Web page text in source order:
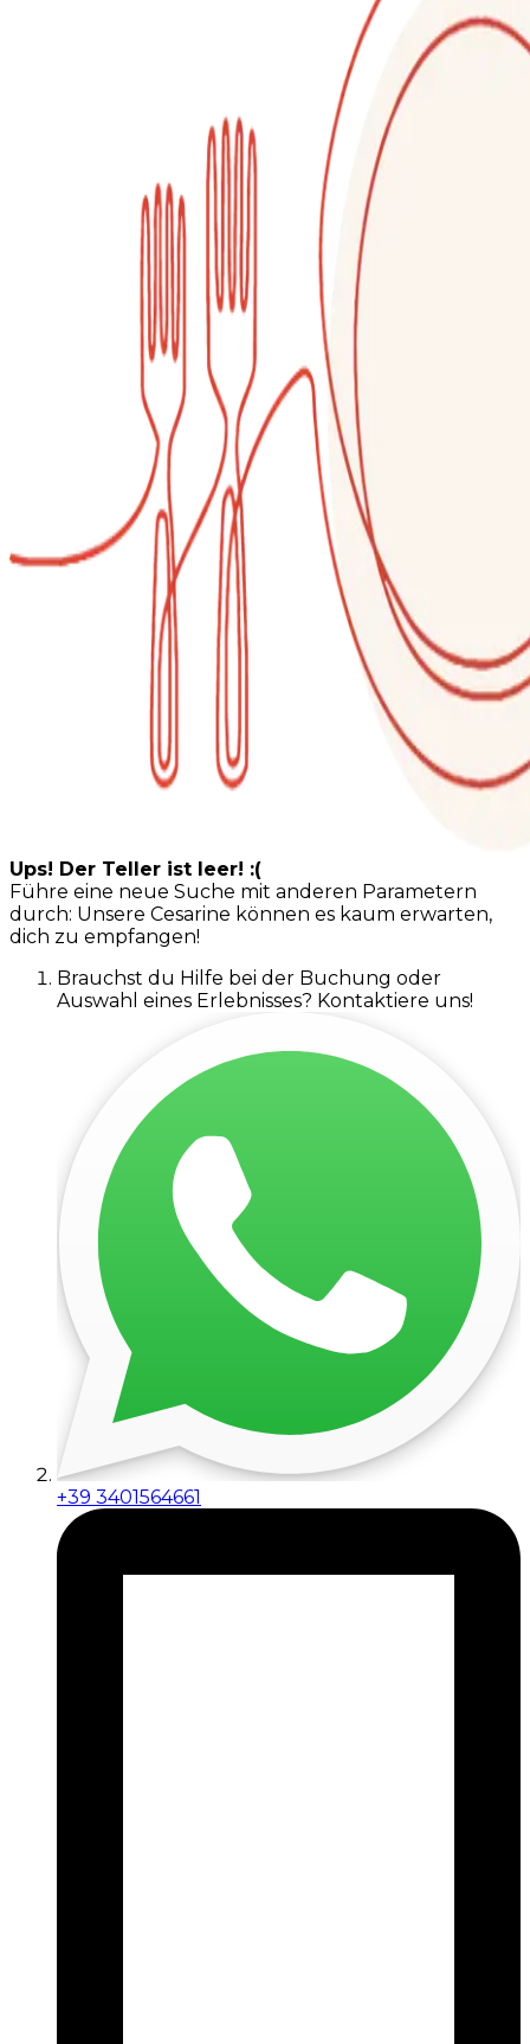
Ups! Der Teller ist leer! :(
Führe eine neue Suche mit anderen Parametern
durch: Unsere Cesarine können es kaum erwarten,
dich zu empfangen!
Brauchst du Hilfe bei der Buchung oder
Auswahl eines Erlebnisses? Kontaktiere uns!
+39 3401564661